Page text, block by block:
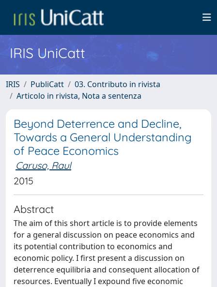
IRIS UniCatt
IRIS PubliCatt
03. Contributo in rivista
Articolo in rivista, Nota a sentenza
Beyond Deterrence and Decline,
Towards a General Understanding
of Peace Economics
Caruso, Raul
2015
Abstract
The aim of this short article is to provide elements
for a general discussion on peace economics and
its potential contribution to economics and
economic policy. I first present a discussion on
deterrence equilibria and consequent allocation of
resources. Eventually I expound five economic